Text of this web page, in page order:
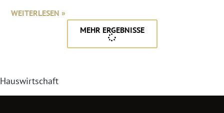
WEITERLESEN »
MEHR ERGEBNISSE
Hauswirtschaft